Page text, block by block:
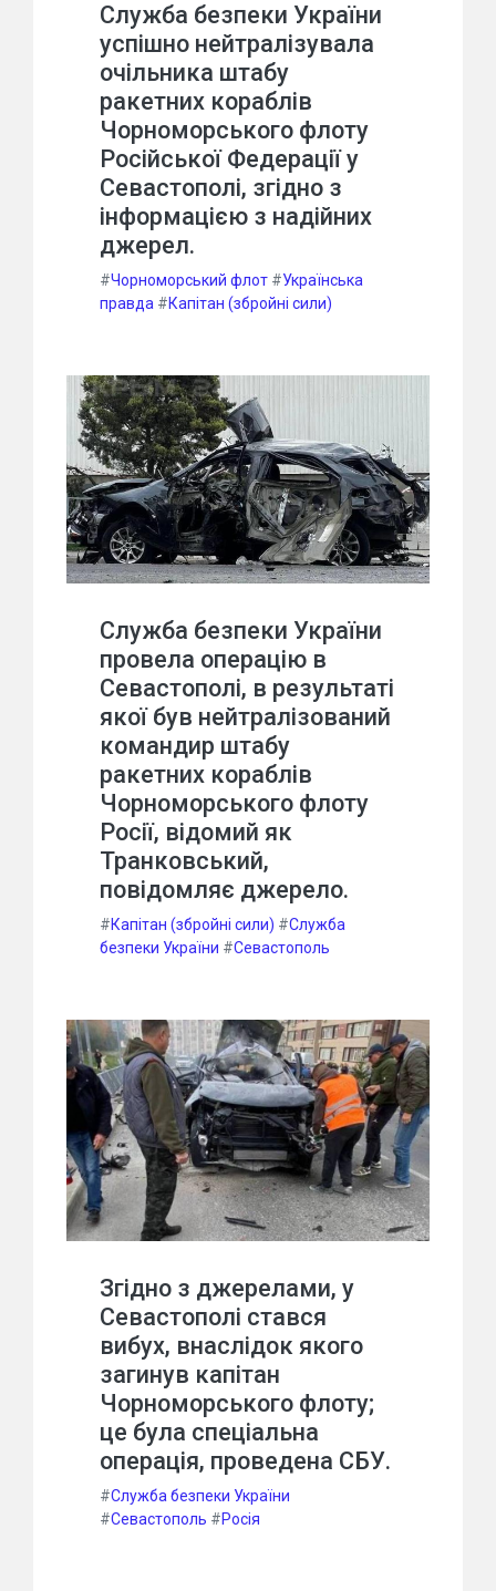
Служба безпеки України
успішно нейтралізувала
очільника штабу
ракетних кораблів
Чорноморського флоту
Російської Федерації у
Севастополі, згідно з
інформацією з надійних
джерел.
#Чорноморський флот #Українська
правда #Капітан (збройні сили)
Служба безпеки України
провела операцію в
Севастополі, в результаті
якої був нейтралізований
командир штабу
ракетних кораблів
Чорноморського флоту
Росії, відомий як
Транковський,
повідомляє джерело.
#Капітан (збройні сили) #Служба
безпеки України #Севастополь
Згідно з джерелами, у
Севастополі стався
вибух, внаслідок якого
загинув капітан
Чорноморського флоту;
це була спеціальна
операція, проведена СБУ.
#Служба безпеки України
#Севастополь #Росія